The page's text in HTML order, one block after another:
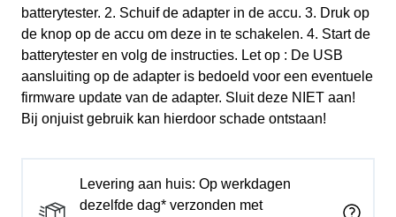
batterytester. 2. Schuif de adapter in de accu. 3. Druk op
de knop op de accu om deze in te schakelen. 4. Start de
batterytester en volg de instructies. Let op : De USB
aansluiting op de adapter is bedoeld voor een eventuele
firmware update van de adapter. Sluit deze NIET aan!
Bij onjuist gebruik kan hierdoor schade ontstaan!
Levering aan huis: Op werkdagen
dezelfde dag* verzonden met